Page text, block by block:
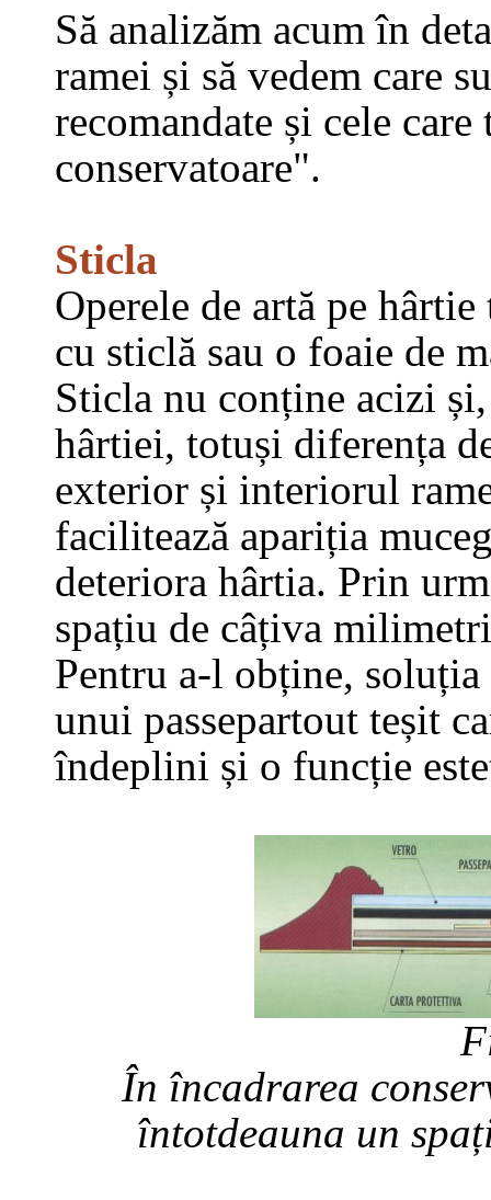
Să analizăm acum în
ramei și să vedem care
recomandate și cele
conservatoare".
Sticla
Operele de artă pe
cu sticlă sau o foaie de
Sticla nu conține acizi
hârtiei, totuși diferența
exterior și interiorul
facilitează apariția
deteriora hârtia. Prin
spațiu de câțiva
Pentru a-l obține, soluția
unui passepartout teșit
îndeplini și o funcție
În încadrarea
întotdeauna un